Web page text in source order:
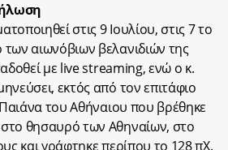
στις 9 Ιουλίου, στις 7 το
αιωνόβιων βελανιδιών της
με live streaming, ενώ ο κ.
εκτός από τον επιτάφιο
Παιάνα του Αθήναιου που βρέθηκε
θησαυρό των Αθηναίων, στο
και γράφτηκε περίπου το 128 πΧ.